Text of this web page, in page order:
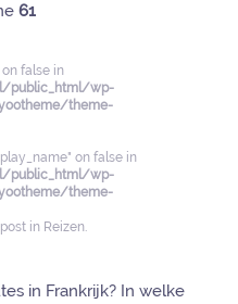
61
false in
public_html/wp-
theme-
on false in
public_html/wp-
theme-
in Reizen.
in Frankrijk? In welke